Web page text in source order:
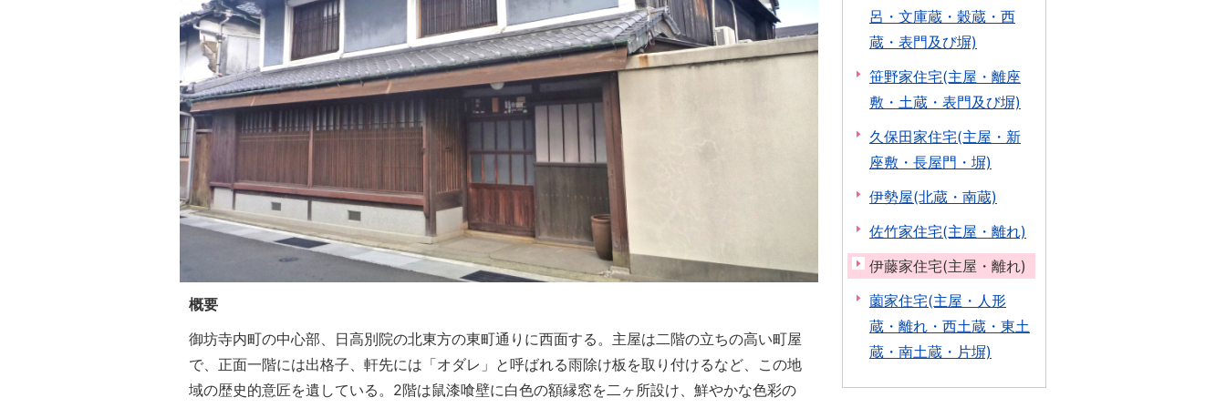
概要
御坊寺内町の中心部、日高別院の北東方の東町通りに西面する。主屋は二階の立ちの高い町屋
で、正面一階には出格子、軒先には「オダレ」と呼ばれる雨除け板を取り付けるなど、この地
域の歴史的意匠を遺している。2階は鼠漆喰壁に白色の額縁窓を二ヶ所設け、鮮やかな色彩の
呂・文庫蔵・穀蔵・西
蔵・表門及び塀)
笹野家住宅(主屋・離座
敷・土蔵・表門及び塀)
久保田家住宅(主屋・新
座敷・長屋門・塀)
伊勢屋(北蔵・南蔵)
佐竹家住宅(主屋・離れ)
伊藤家住宅(主屋・離れ)
薗家住宅(主屋・人形
蔵・離れ・西土蔵・東土
蔵・南土蔵・片塀)